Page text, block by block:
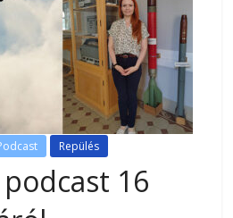
Repülés
16